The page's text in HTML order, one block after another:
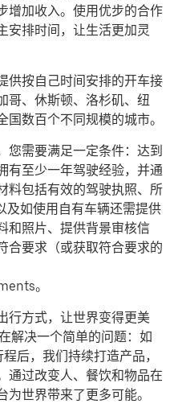
增加收入。使用优步的合作
安排时间，让生活更加灵
供按自己时间安排的开车接
哥、休斯顿、洛杉矶、纽
数百个不同规模的城市。
您需要满足一定条件：达到
有至少一年驾驶经验，并通
料包括有效的驾驶执照、所
如使用自有车辆还需提供
和照片、提供背景审核信
合要求（或获取符合要求的
。
行方式，让世界变得更美
解决一个简单的问题：如
后，我们持续打造产品，
通过改变人、餐饮和物品在
世界带来了更多可能。